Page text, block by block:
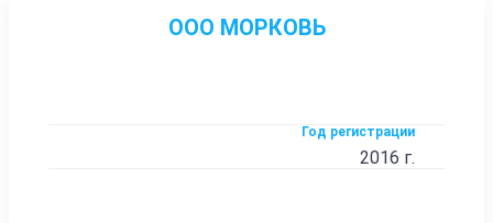
ООО МОРКОВЬ
Год регистрации
2016 г.